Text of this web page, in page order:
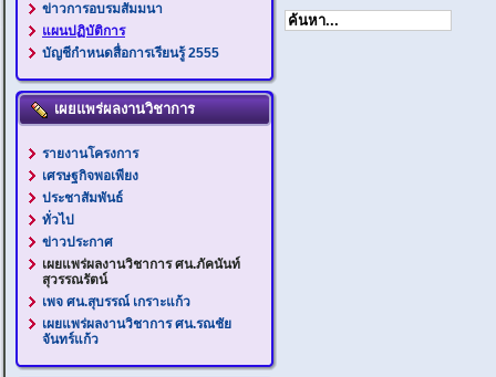
ข่าวการอบรมสัมมนา
แผนปฏิบัติการ
บัญชีกำหนดสื่อการเรียนรู้ 2555
เผยแพร่ผลงานวิชาการ
รายงานโครงการ
เศรษฐกิจพอเพียง
ประชาสัมพันธ์
ทั่วไป
ข่าวประกาศ
เผยแพร่ผลงานวิชาการ ศน.ภัคนันท์
สุวรรณรัตน์
เพจ ศน.สุบรรณ์ เกราะแก้ว
เผยแพร่ผลงานวิชาการ ศน.รณชัย
จันทร์แก้ว